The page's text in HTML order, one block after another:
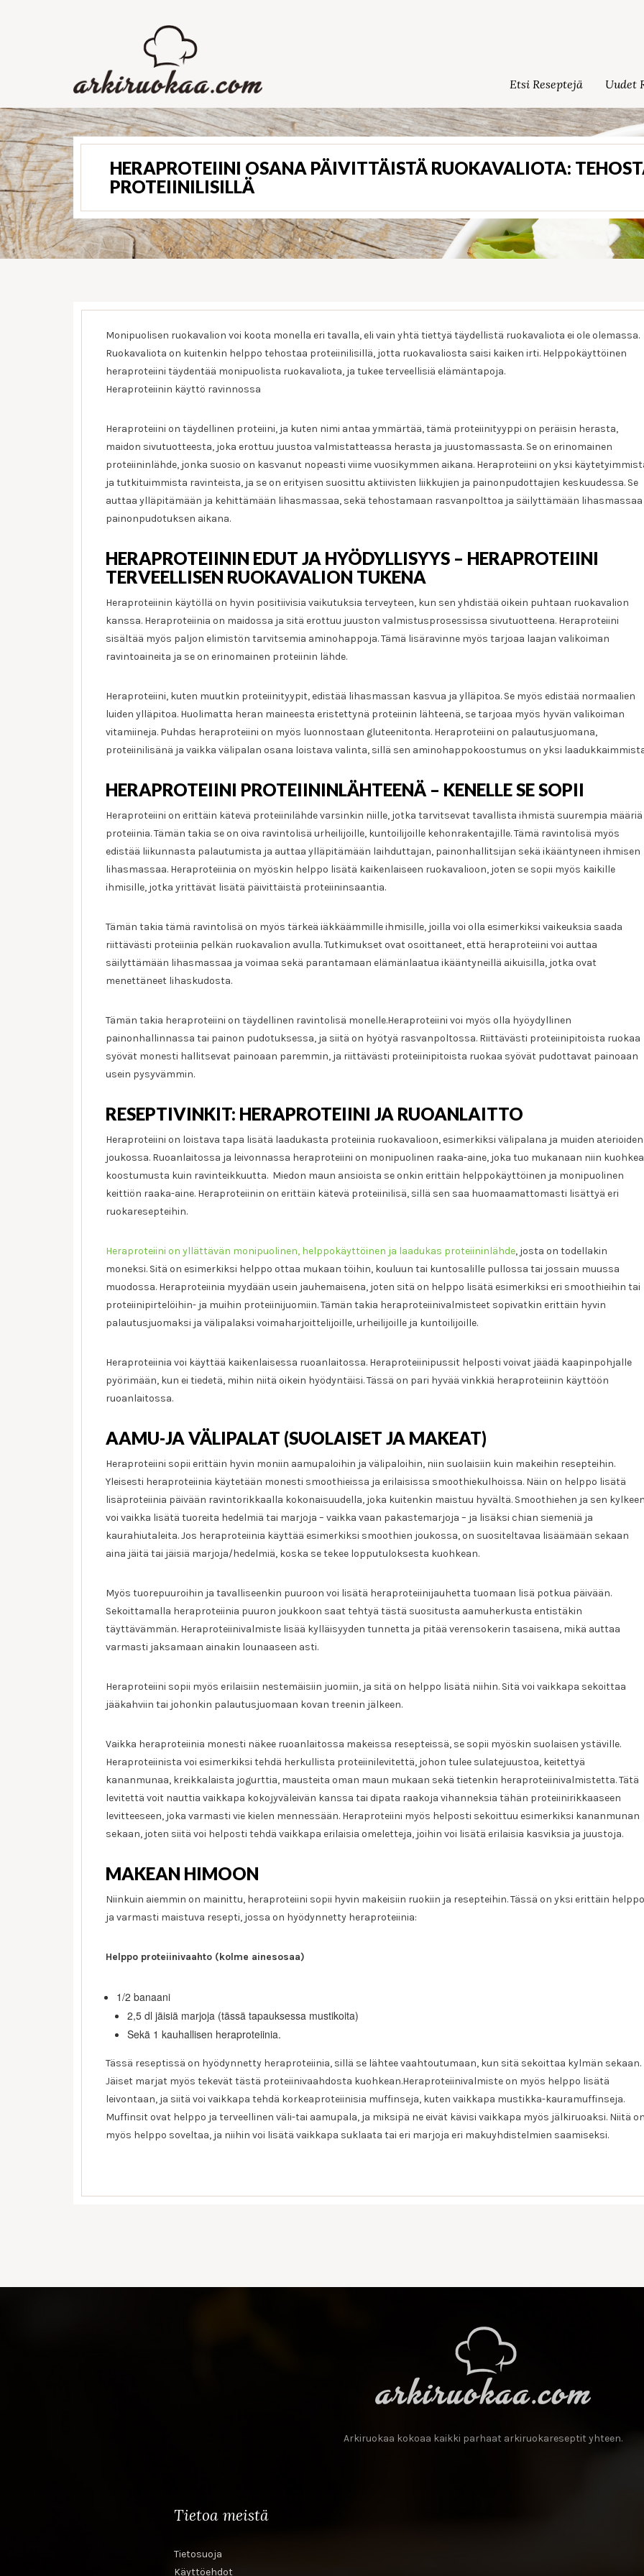
Etsi Reseptejä Uudet
HERAPROTEIINI OSANA PÄIVITTÄISTÄ RUOKAVALIOTA:
PROTEIINILISILLÄ
Monipuolisen ruokavalion voi koota monella eri tavalla, eli vain yhtä tiettyä täydellistä ruokavaliota ei ole olemassa.
Ruokavaliota on kuitenkin helppo tehostaa proteiinilisillä, jotta ruokavaliosta saisi kaiken irti. Helppokäyttöinen
heraproteiini täydentää monipuolista ruokavaliota, ja tukee terveellisiä elämäntapoja.
Heraproteiinin käyttö ravinnossa
Heraproteiini on täydellinen proteiini, ja kuten nimi antaa ymmärtää, tämä proteiinityyppi on peräisin herasta,
maidon sivutuotteesta, joka erottuu juustoa valmistatteassa herasta ja juustomassasta. Se on erinomainen
proteiininlähde, jonka suosio on kasvanut nopeasti viime vuosikymmen aikana. Heraproteiini on yksi
ja tutkituimmista ravinteista, ja se on erityisen suosittu aktiivisten liikkujien ja painonpudottajien keskuudessa. Se
auttaa ylläpitämään ja kehittämään lihasmassaa, sekä tehostamaan rasvanpolttoa ja säilyttämään lihasmassaa
painonpudotuksen aikana.
HERAPROTEIININ EDUT JA HYÖDYLLISYYS – HERAPROTEIINI
TERVEELLISEN RUOKAVALION TUKENA
Heraproteiinin käytöllä on hyvin positiivisia vaikutuksia terveyteen, kun sen yhdistää oikein puhtaan ruokavalion
kanssa. Heraproteiinia on maidossa ja sitä erottuu juuston valmistusprosessissa sivutuotteena. Heraproteiini
sisältää myös paljon elimistön tarvitsemia aminohappoja. Tämä lisäravinne myös tarjoaa laajan valikoiman
ravintoaineita ja se on erinomainen proteiinin lähde.
Heraproteiini, kuten muutkin proteiinityypit, edistää lihasmassan kasvua ja ylläpitoa. Se myös edistää normaalien
luiden ylläpitoa. Huolimatta heran maineesta eristettynä proteiinin lähteenä, se tarjoaa myös hyvän valikoiman
vitamiineja. Puhdas heraproteiini on myös luonnostaan gluteenitonta. Heraproteiini on palautusjuomana,
proteiinilisänä ja vaikka välipalan osana loistava valinta, sillä sen aminohappokoostumus on yksi
HERAPROTEIINI PROTEIININLÄHTEENÄ – KENELLE SE SOPII
Heraproteiini on erittäin kätevä proteiinilähde varsinkin niille, jotka tarvitsevat tavallista ihmistä suurempia määriä
proteiinia. Tämän takia se on oiva ravintolisä urheilijoille, kuntoilijoille kehonrakentajille. Tämä ravintolisä myös
edistää liikunnasta palautumista ja auttaa ylläpitämään laihduttajan, painonhallitsijan sekä ikääntyneen ihmisen
lihasmassaa. Heraproteiinia on myöskin helppo lisätä kaikenlaiseen ruokavalioon, joten se sopii myös kaikille
ihmisille, jotka yrittävät lisätä päivittäistä proteiininsaantia.
Tämän takia tämä ravintolisä on myös tärkeä iäkkäämmille ihmisille, joilla voi olla esimerkiksi vaikeuksia saada
riittävästi proteiinia pelkän ruokavalion avulla. Tutkimukset ovat osoittaneet, että heraproteiini voi auttaa
säilyttämään lihasmassaa ja voimaa sekä parantamaan elämänlaatua ikääntyneillä aikuisilla, jotka ovat
menettäneet lihaskudosta.
Tämän takia heraproteiini on täydellinen ravintolisä monelle.Heraproteiini voi myös olla hyöydyllinen
painonhallinnassa tai painon pudotuksessa, ja siitä on hyötyä rasvanpoltossa. Riittävästi proteiinipitoista ruokaa
syövät monesti hallitsevat painoaan paremmin, ja riittävästi proteiinipitoista ruokaa syövät pudottavat painoaan
usein pysyvämmin.
RESEPTIVINKIT: HERAPROTEIINI JA RUOANLAITTO
Heraproteiini on loistava tapa lisätä laadukasta proteiinia ruokavalioon, esimerkiksi välipalana ja muiden aterioiden
joukossa. Ruoanlaitossa ja leivonnassa heraproteiini on monipuolinen raaka-aine, joka tuo mukanaan niin
koostumusta kuin ravinteikkuutta. Miedon maun ansioista se onkin erittäin helppokäyttöinen ja monipuolinen
keittiön raaka-aine. Heraproteiinin on erittäin kätevä proteiinilisä, sillä sen saa huomaamattomasti lisättyä eri
ruokaresepteihin.
Heraproteiini on yllättävän monipuolinen, helppokäyttöinen ja laadukas proteiininlähde, josta on todellakin
moneksi. Sitä on esimerkiksi helppo ottaa mukaan töihin, kouluun tai kuntosalille pullossa tai jossain muussa
muodossa. Heraproteiinia myydään usein jauhemaisena, joten sitä on helppo lisätä esimerkiksi eri smoothieihin tai
proteiinipirtelöihin- ja muihin proteiinijuomiin. Tämän takia heraproteiinivalmisteet sopivatkin erittäin hyvin
palautusjuomaksi ja välipalaksi voimaharjoittelijoille, urheilijoille ja kuntoilijoille.
Heraproteiinia voi käyttää kaikenlaisessa ruoanlaitossa. Heraproteiinipussit helposti voivat jäädä kaapinpohjalle
pyörimään, kun ei tiedetä, mihin niitä oikein hyödyntäisi. Tässä on pari hyvää vinkkiä heraproteiinin käyttöön
ruoanlaitossa.
AAMU-JA VÄLIPALAT (SUOLAISET JA MAKEAT)
Heraproteiini sopii erittäin hyvin moniin aamupaloihin ja välipaloihin, niin suolaisiin kuin makeihin resepteihin.
Yleisesti heraproteiinia käytetään monesti smoothieissa ja erilaisissa smoothiekulhoissa. Näin on helppo lisätä
lisäproteiinia päivään ravintorikkaalla kokonaisuudella, joka kuitenkin maistuu hyvältä. Smoothiehen ja sen
voi vaikka lisätä tuoreita hedelmiä tai marjoja – vaikka vaan pakastemarjoja – ja lisäksi chian siemeniä ja
kaurahiutaleita. Jos heraproteiinia käyttää esimerkiksi smoothien joukossa, on suositeltavaa lisäämään sekaan
aina jäitä tai jäisiä marjoja/hedelmiä, koska se tekee lopputuloksesta kuohkean.
Myös tuorepuuroihin ja tavalliseenkin puuroon voi lisätä heraproteiinijauhetta tuomaan lisä potkua päivään.
Sekoittamalla heraproteiinia puuron joukkoon saat tehtyä tästä suositusta aamuherkusta entistäkin
täyttävämmän. Heraproteiinivalmiste lisää kylläisyyden tunnetta ja pitää verensokerin tasaisena, mikä auttaa
varmasti jaksamaan ainakin lounaaseen asti.
Heraproteiini sopii myös erilaisiin nestemäisiin juomiin, ja sitä on helppo lisätä niihin. Sitä voi vaikkapa sekoittaa
jääkahviin tai johonkin palautusjuomaan kovan treenin jälkeen.
Vaikka heraproteiinia monesti näkee ruoanlaitossa makeissa resepteissä, se sopii myöskin suolaisen ystäville.
Heraproteiinista voi esimerkiksi tehdä herkullista proteiinilevitettä, johon tulee sulatejuustoa, keitettyä
kananmunaa, kreikkalaista jogurttia, mausteita oman maun mukaan sekä tietenkin heraproteiinivalmistetta. Tätä
levitettä voit nauttia vaikkapa kokojyväleivän kanssa tai dipata raakoja vihanneksia tähän proteiinirikkaaseen
levitteeseen, joka varmasti vie kielen mennessään. Heraproteiini myös helposti sekoittuu esimerkiksi kananmunan
sekaan, joten siitä voi helposti tehdä vaikkapa erilaisia omeletteja, joihin voi lisätä erilaisia kasviksia ja juustoja.
MAKEAN HIMOON
Niinkuin aiemmin on mainittu, heraproteiini sopii hyvin makeisiin ruokiin ja resepteihin. Tässä on yksi erittäin helppo
ja varmasti maistuva resepti, jossa on hyödynnetty heraproteiinia:
Helppo proteiinivaahto (kolme ainesosaa)
1/2 banaani
2,5 dl jäisiä marjoja (tässä tapauksessa mustikoita)
Sekä 1 kauhallisen heraproteiinia.
Tässä reseptissä on hyödynnetty heraproteiinia, sillä se lähtee vaahtoutumaan, kun sitä sekoittaa kylmän sekaan.
Jäiset marjat myös tekevät tästä proteiinivaahdosta kuohkean.Heraproteiinivalmiste on myös helppo lisätä
leivontaan, ja siitä voi vaikkapa tehdä korkeaproteiinisia muffinseja, kuten vaikkapa mustikka-kauramuffinseja.
Muffinsit ovat helppo ja terveellinen väli-tai aamupala, ja miksipä ne eivät kävisi vaikkapa myös jälkiruoaksi. Niitä
myös helppo soveltaa, ja niihin voi lisätä vaikkapa suklaata tai eri marjoja eri makuyhdistelmien saamiseksi.
Arkiruokaa kokoaa kaikki parhaat arkiruokareseptit yhteen.
Tietoa meistä
Tietosuoja
Käyttöehdot